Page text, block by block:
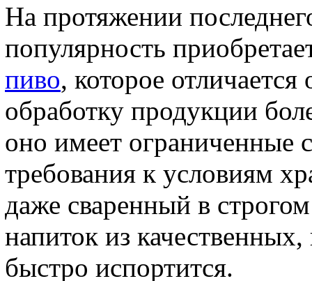
На протяжении
популярность
пиво, которое
обработку продукции
оно имеет ограниченные
требования к условиям
даже сваренный в
напиток из
быстро испортится.